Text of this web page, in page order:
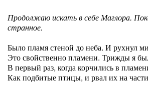
Продолжаю искать в себе Маглора.
странное.
Было пламя стеной до неба. И рухнул
Это свойственно пламени. Трижды я
В первый раз, когда корчились в
Как подбитые птицы, и рвал их на